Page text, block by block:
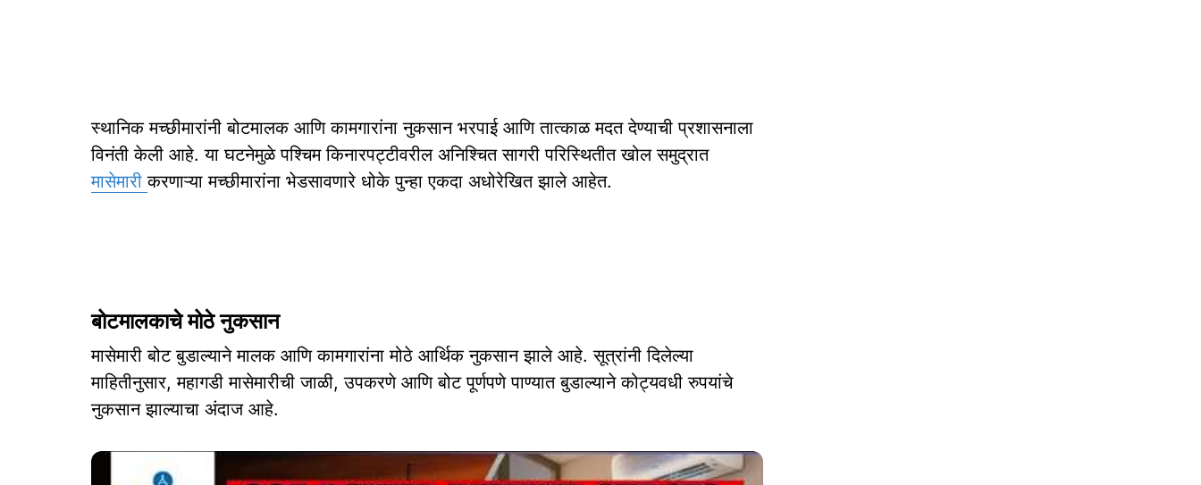
स्थानिक मच्छीमारांनी बोटमालक आणि कामगारांना नुकसान भरपाई आणि तात्काळ मदत देण्याची प्रशासनाला
विनंती केली आहे. या घटनेमुळे पश्चिम किनारपट्टीवरील अनिश्चित सागरी परिस्थितीत खोल समुद्रात
मासेमारीकरणाऱ्या मच्छीमारांना भेडसावणारे धोके पुन्हा एकदा अधोरेखित झाले आहेत.
बोटमालकाचे मोठे नुकसान
मासेमारी बोट बुडाल्याने मालक आणि कामगारांना मोठे आर्थिक नुकसान झाले आहे. सूत्रांनी दिलेल्या
माहितीनुसार, महागडी मासेमारीची जाळी, उपकरणे आणि बोट पूर्णपणे पाण्यात बुडाल्याने कोट्यवधी रुपयांचे
नुकसान झाल्याचा अंदाज आहे.